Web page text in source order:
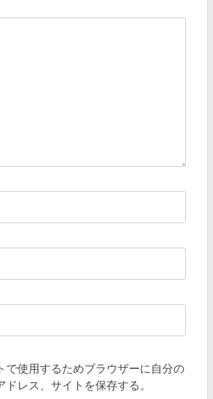
で使用するためブラウザーに自分の
ドレス、サイトを保存する。